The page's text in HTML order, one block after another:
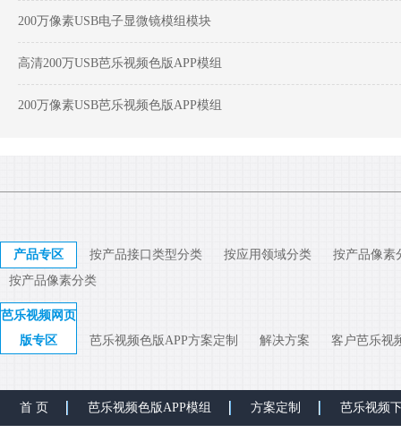
200万像素USB电子显微镜模组模块
高清200万USB芭乐视频色版APP模组
200万像素USB芭乐视频色版APP模组
产品专区 按产品接口类型分类 按应用领域分类
按产品像素
按产品像素分类
芭乐视频网页
版专区
芭乐视频色版APP方案定制 解决方案 客户芭乐视
首 页 芭乐视频色版APP模组 方案定制 芭乐视频